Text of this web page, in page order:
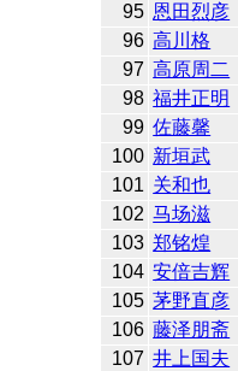
95 恩田烈彦
96 高川格
97 高原周二
98 福井正明
99 佐藤馨
100 新垣武
101 关和也
102 马场滋
103 郑铭煌
104 安倍吉辉
105 茅野直彦
106 藤泽朋斋
107 井上国夫